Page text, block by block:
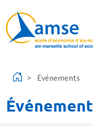
Événements